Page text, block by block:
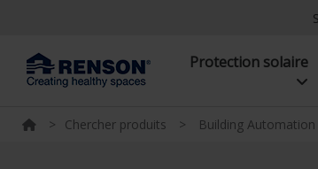
Protection solaire
> Chercher produits > Building Automation